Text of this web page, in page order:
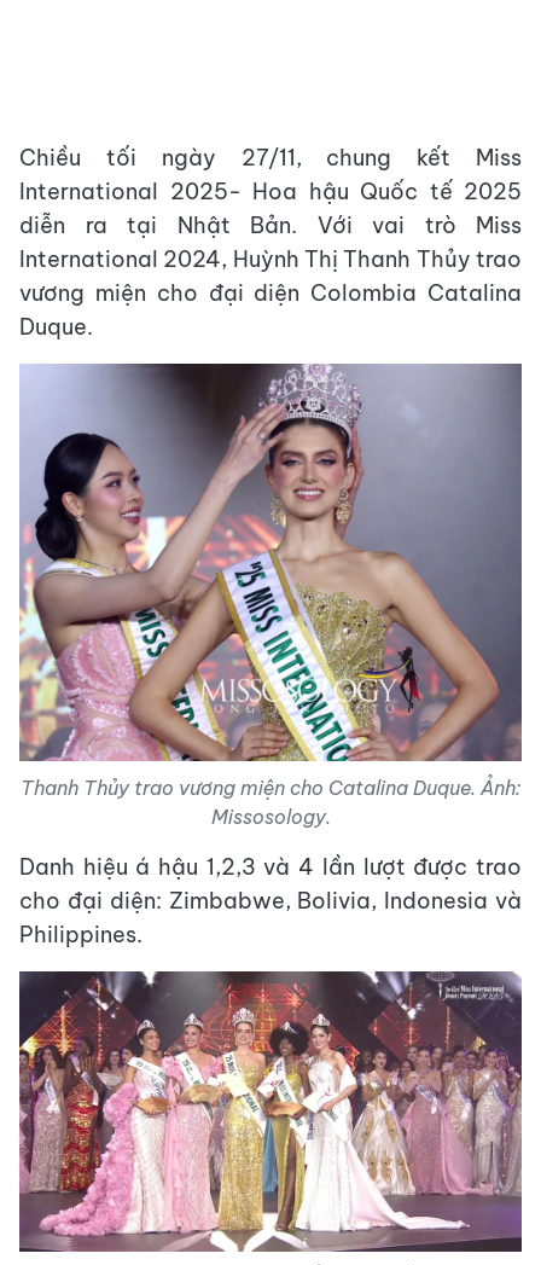
Chiều tối ngày 27/11, chung kết Miss
International 2025- Hoa hậu Quốc tế 2025
diễn ra tại Nhật Bản. Với vai trò Miss
International 2024, Huỳnh Thị Thanh Thủy trao
vương miện cho đại diện Colombia Catalina
Duque.
Thanh Thủy trao vương miện cho Catalina Duque. Ảnh:
Missosology.
Danh hiệu á hậu 1,2,3 và 4 lần lượt được trao
cho đại diện: Zimbabwe, Bolivia, Indonesia và
Philippines.